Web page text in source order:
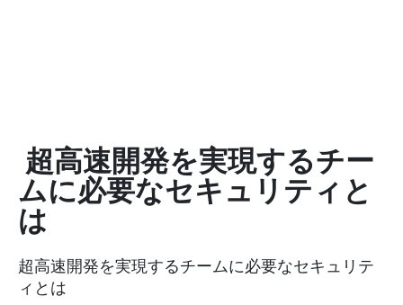
超高速開発を実現するチー
ムに必要なセキュリティと
は
超高速開発を実現するチームに必要なセキュリテ
ィとは